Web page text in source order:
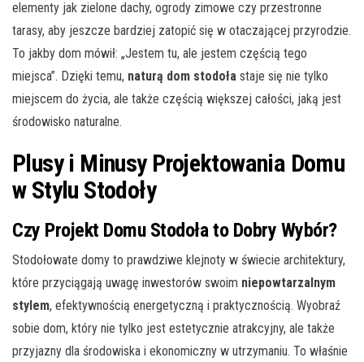
elementy jak zielone dachy, ogrody zimowe czy przestronne
tarasy, aby jeszcze bardziej zatopić się w otaczającej przyrodzie.
To jakby dom mówił: „Jestem tu, ale jestem częścią tego
miejsca”. Dzięki temu, naturą dom stodoła staje się nie tylko
miejscem do życia, ale także częścią większej całości, jaką jest
środowisko naturalne.
Plusy i Minusy Projektowania Domu
w Stylu Stodoły
Czy Projekt Domu Stodoła to Dobry Wybór?
Stodołowate domy to prawdziwe klejnoty w świecie architektury,
które przyciągają uwagę inwestorów swoim niepowtarzalnym
stylem, efektywnością energetyczną i praktycznością. Wyobraź
sobie dom, który nie tylko jest estetycznie atrakcyjny, ale także
przyjazny dla środowiska i ekonomiczny w utrzymaniu. To właśnie